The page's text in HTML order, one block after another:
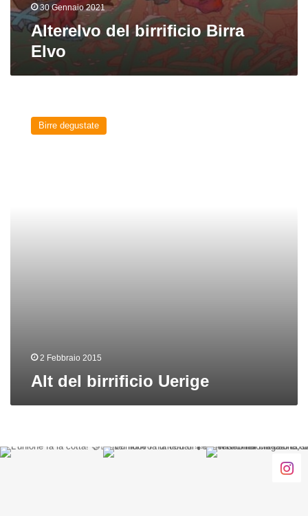
30 Gennaio 2021
Alterelvo del birrificio Birra
Elvo
birrificio
Birre degustate
2 Febbraio 2015
Alt del birrificio Uerige